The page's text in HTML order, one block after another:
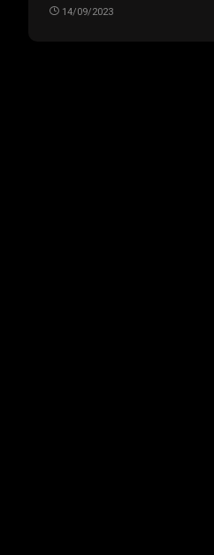
14/09/2023